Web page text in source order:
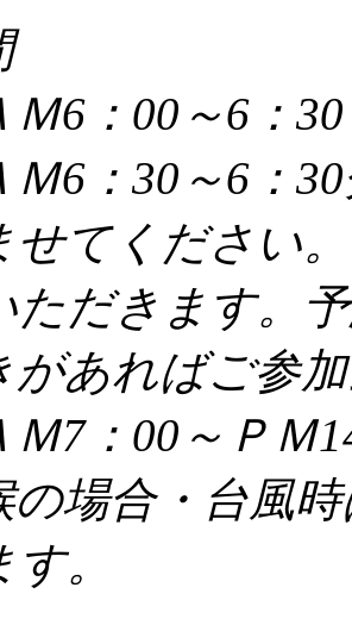
Ｍ6：00～6：30
Ｍ6：30～6：
せてください
ただきます。
があればご参
Ｍ7：00～ＰＭ
の場合・台風
。